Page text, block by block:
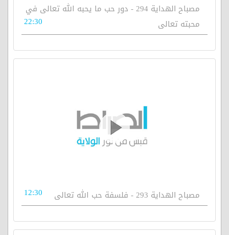
مصباح الهداية 294 - دور حب ما يحبه الله تعالى في
محبته تعالى
22:30
مصباح الهداية 293 - فلسفة حب الله تعالى 12:30